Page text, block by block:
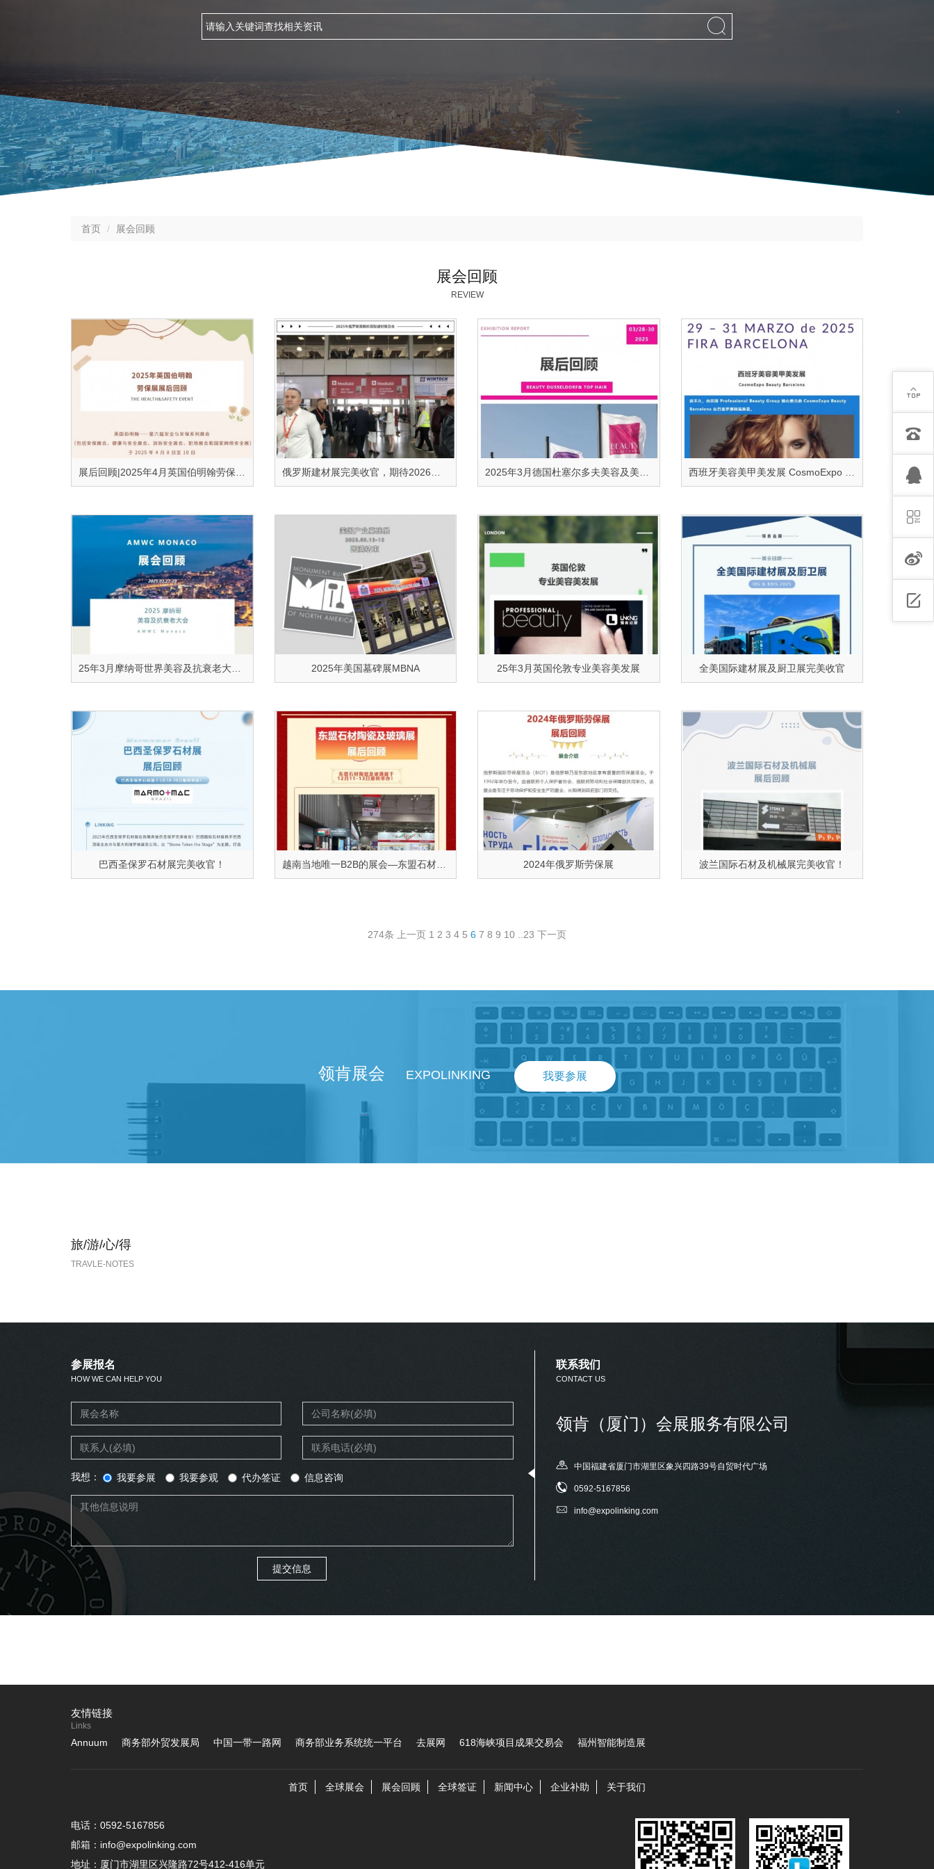
首页 展会回顾
展会回顾
REVIEW
2025年美国墓碑展MBNA 25年3月英国伦敦专业美容美发展 全美国际建材展及厨卫展完美收官
巴西圣保罗石材展完美收官！ 越南当地唯一B2B的展会—东盟石材陶瓷及玻璃展完美收官！ 2024年俄罗斯劳保展 波兰国际石材及机械展完美收官！
274条 上一页 1 2 3 4 5 6 7 8 9 10 23 下一页
领肯展会 EXPOLINKING 我要参展
旅/游/心/得
TRAVLE-NOTES
参展报名
HOW WE CAN HELP YOU
我想： 我要参展 我要参观 代办签证 信息咨询
提交信息
联系我们
CONTACT US
领肯（厦门）会展服务有限公司
中国福建省厦门市湖里区象兴四路39号自贸时代广场
0592-5167856
info@expolinking.com
友情链接
Links
Annuum 商务部外贸发展局 中国一带一路网 商务部业务系统统一平台 去展网 618海峡项目成果交易会 福州智能制造展
首页 全球展会 展会回顾 全球签证 新闻中心 企业补助 关于我们
电话：0592-5167856
邮箱：info@expolinking.com
地址：厦门市湖里区兴隆路72号412-416单元